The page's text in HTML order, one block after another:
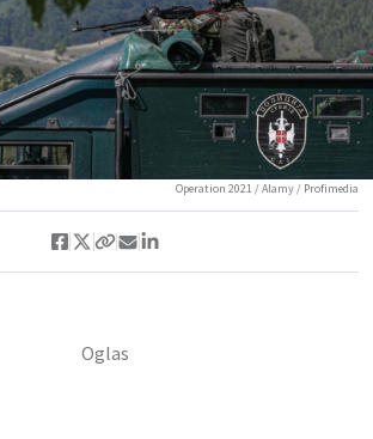
Operation 2021 / Alamy / Profimedia